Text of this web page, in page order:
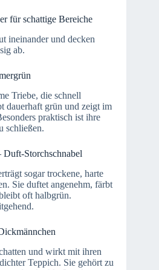
für schattige Bereiche
ineinander und decken
ab.
Triebe, die schnell
dauerhaft grün und zeigt im
praktisch ist ihre
schließen.
Storchschnabel
sogar trockene, harte
Sie duftet angenehm, färbt
oft halbgrün.
und wirkt mit ihren
Teppich. Sie gehört zu